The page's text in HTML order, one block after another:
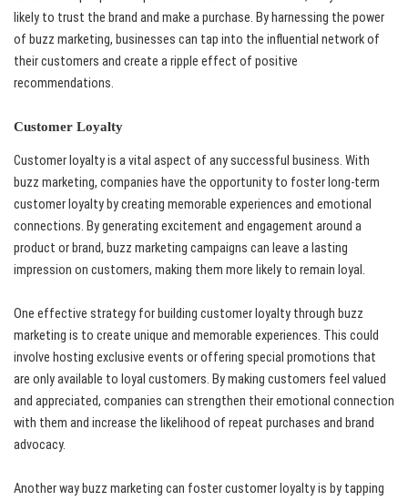
likely to trust the brand and make a purchase. By harnessing the power
of buzz marketing, businesses can tap into the influential network of
their customers and create a ripple effect of positive
recommendations.
Customer Loyalty
Customer loyalty is a vital aspect of any successful business. With
buzz marketing, companies have the opportunity to foster long-term
customer loyalty by creating memorable experiences and emotional
connections. By generating excitement and engagement around a
product or brand, buzz marketing campaigns can leave a lasting
impression on customers, making them more likely to remain loyal.
One effective strategy for building customer loyalty through buzz
marketing is to create unique and memorable experiences. This could
involve hosting exclusive events or offering special promotions that
are only available to loyal customers. By making customers feel valued
and appreciated, companies can strengthen their emotional connection
with them and increase the likelihood of repeat purchases and brand
advocacy.
Another way buzz marketing can foster customer loyalty is by tapping